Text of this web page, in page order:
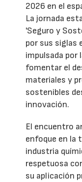
2026 en el
La jornada
'Seguro y
por sus siglas
impulsada por
fomentar el
materiales y
sostenibles
innovación.
El encuentro
enfoque en la
industria
respetuosa
su aplicación